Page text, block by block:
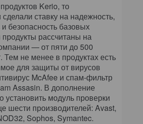
Kerio, то
сделали ставку на надежность,
и безопасность базовых
рассчитаны на
— от пяти до 500
Тем не менее в продуктах есть
для защиты от вирусов
McAfee и спам-фильтр
Assasin. В дополнение
установить модуль проверки
шести производителей: Avast,
Sophos, Symantec.